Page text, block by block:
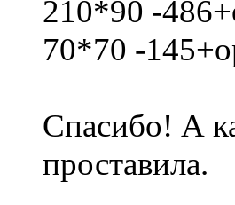
210*90 -
70*70 -
Спасибо! А
проставила.